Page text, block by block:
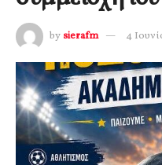
by sierafm 4